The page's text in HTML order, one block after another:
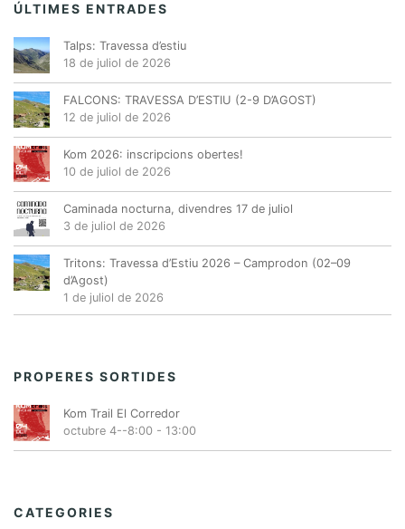
ÚLTIMES ENTRADES
Talps: Travessa d’estiu
18 de juliol de 2026
FALCONS: TRAVESSA D’ESTIU (2-9 D’AGOST)
12 de juliol de 2026
Kom 2026: inscripcions obertes!
10 de juliol de 2026
Caminada nocturna, divendres 17 de juliol
3 de juliol de 2026
Tritons: Travessa d’Estiu 2026 – Camprodon (02–09
d’Agost)
1 de juliol de 2026
PROPERES SORTIDES
Kom Trail El Corredor
octubre 4--8:00 - 13:00
CATEGORIES